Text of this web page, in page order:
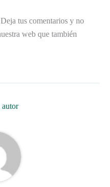
tus comentarios y no
web que también
autor